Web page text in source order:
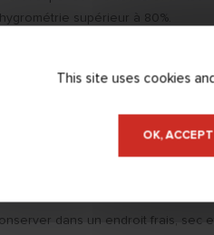
supérieur à 80%.
dans un endroit frais, sec
This site uses cookies
OK,